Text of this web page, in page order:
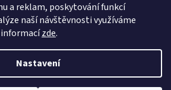
a reklam, poskytování funkcí
naší návštěvnosti využíváme
informacízde.
Nastavení